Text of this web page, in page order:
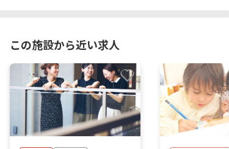
この施設から近い求人